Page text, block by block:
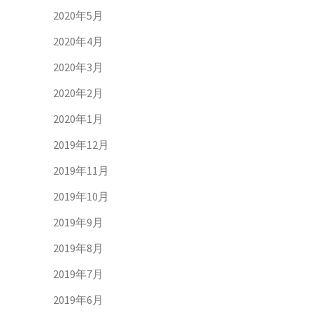
2020年5月
2020年4月
2020年3月
2020年2月
2020年1月
2019年12月
2019年11月
2019年10月
2019年9月
2019年8月
2019年7月
2019年6月